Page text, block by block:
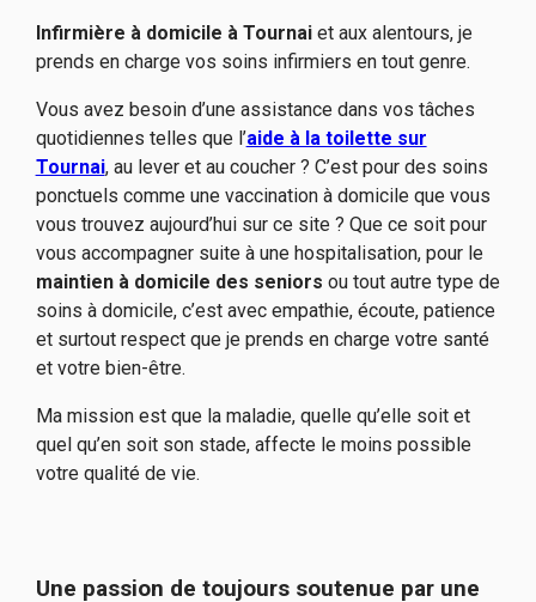
Infirmière à domicile à Tournaiet aux alentours, je
prends en charge vos soins infirmiers en tout genre.
Vous avez besoin d’une assistance dans vos tâches
quotidiennes telles que l’aide à la toilette sur
Tournai, au lever et au coucher ? C’est pour des soins
ponctuels comme une vaccination à domicile que vous
vous trouvez aujourd’hui sur ce site ? Que ce soit pour
vous accompagner suite à une hospitalisation, pour le
maintien à domicile des seniors ou tout autre type de
soins à domicile, c’est avec empathie, écoute, patience
et surtout respect que je prends en charge votre santé
et votre bien-être.
Ma mission est que la maladie, quelle qu’elle soit et
quel qu’en soit son stade, affecte le moins possible
votre qualité de vie.
Une passion de toujours soutenue par une